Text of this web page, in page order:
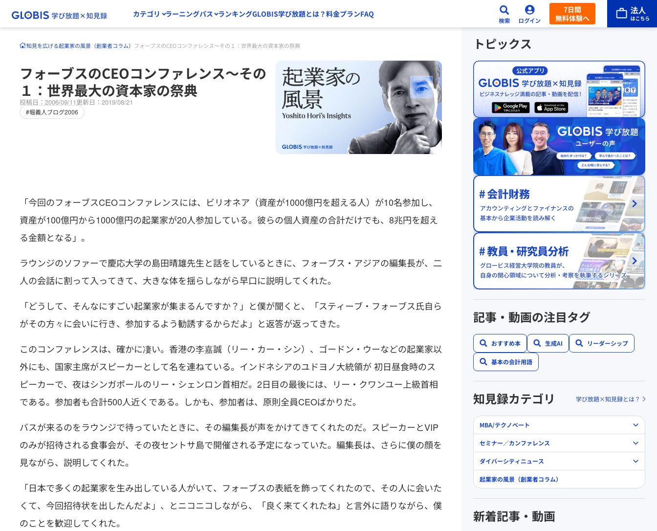
カテゴリ ラーニングパス ランキングGLOBIS学び放題とは？料金プランFAQ
7日間
無料体験へ
知見を広げる起業家の風景（創業者コラム） フォーブスのCEOコンファレンス〜その１：世界最大の資本家の祭典
フォーブスのCEOコンファレンス〜その
１：世界最大の資本家の祭典
投稿日：2006/09/11更新日：2019/08/21
#堀義人ブログ2006
「今回のフォーブスCEOコンファレンスには、ビリオネア（資産が1000億円を超える人）が10名参加し、
資産が100億円から1000億円の起業家が20人参加している。彼らの個人資産の合計だけでも、8兆円を超え
る金額となる」。
ラウンジのソファーで慶応大学の島田晴雄先生と話をしているときに、フォーブス・アジアの編集長が、二
人の会話に割って入ってきて、大きな体を揺らしながら早口に説明してくれた。
「どうして、そんなにすごい起業家が集まるんですか？」と僕が聞くと、「スティーブ・フォーブス氏自ら
がその方々に会いに行き、参加するよう勧誘するからだよ」と返答が返ってきた。
このコンファレンスは、確かに凄い。香港の李嘉誠（リー・カー・シン）、ゴードン・ウーなどの起業家以
外にも、国家主席がスピーカーとして名を連ねている。インドネシアのユドヨノ大統領が 初日昼食時のス
ピーカーで、夜はシンガポールのリー・シェンロン首相だ。2日目の最後には、リー・クワンユー上級首相
である。参加者も合計500人近くである。しかも、参加者は、原則全員CEOばかりだ。
バスが来るのをラウンジで待っていたときに、その編集長が声をかけてきてくれたのだ。スピーカーとVIP
のみが招待される食事会が、その夜セントサ島で開催される予定になっていた。編集長は、さらに僕の顔を
見ながら、説明してくれた。
「日本で多くの起業家を生み出している人がいて、フォーブスの表紙を飾ってくれたので、その人に会いた
くて、今回招待状を出したんだよ」、とニコニコしながら、「良く来てくれたね」と言外に語りながら、僕
のことを歓迎してくれた。
トピックス
記事・動画の注目タグ
おすすめ本 生成AI リーダーシップ
基本の会計用語
知見録カテゴリ 学び放題×知見録とは？
MBA/テクノベート
セミナー／カンファレンス
ダイバーシティニュース
起業家の風景（創業者コラム）
新着記事・動画